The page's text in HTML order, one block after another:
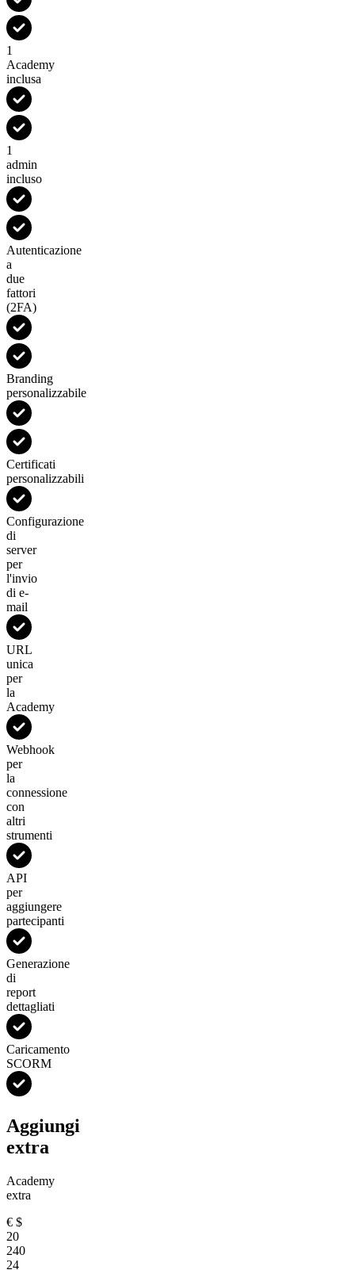
1
Academy
inclusa
1
admin
incluso
Autenticazione
a
due
fattori
(2FA)
Branding
personalizzabile
Certificati
personalizzabili
Configurazione
di
server
per
l'invio
di e-
mail
URL
unica
per
la
Academy
Webhook
per
la
connessione
con
altri
strumenti
API
per
aggiungere
partecipanti
Generazione
di
report
dettagliati
Caricamento
SCORM
Aggiungi
extra
Academy
extra
€ $
20
240
24